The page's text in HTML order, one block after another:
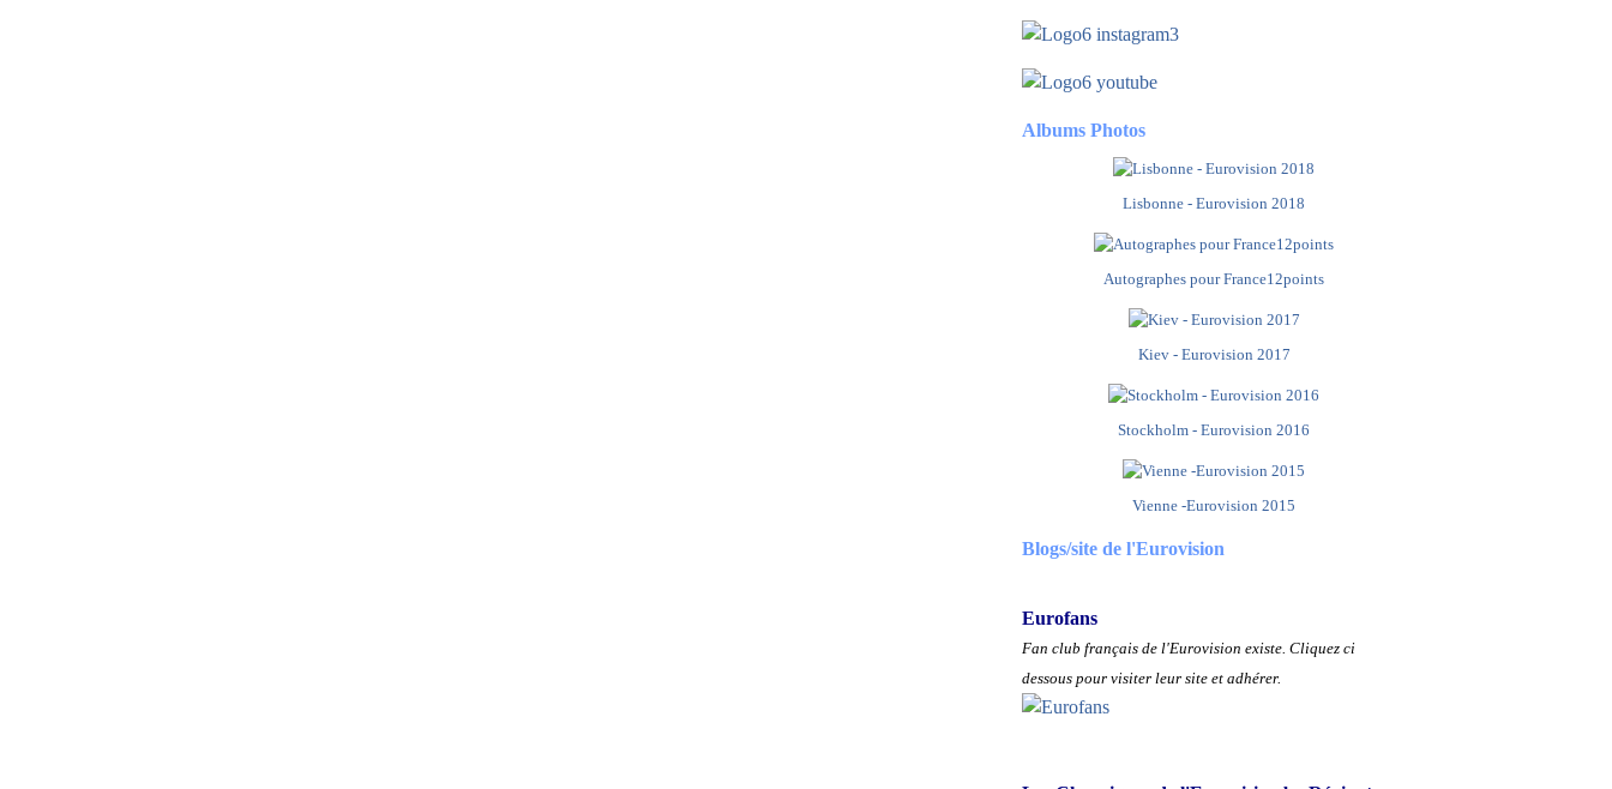
Albums Photos
Lisbonne - Eurovision 2018
Autographes pour France12points
Kiev - Eurovision 2017
Stockholm - Eurovision 2016
Vienne -Eurovision 2015
Blogs/site de l'Eurovision
Eurofans
Fan club français de l'Eurovision existe. Cliquez ci
dessous pour visiter leur site et adhérer.